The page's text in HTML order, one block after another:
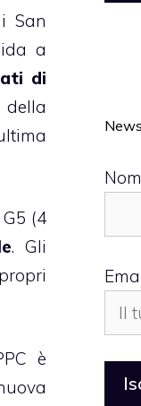
San
a
di
della
(4
. Gli
è